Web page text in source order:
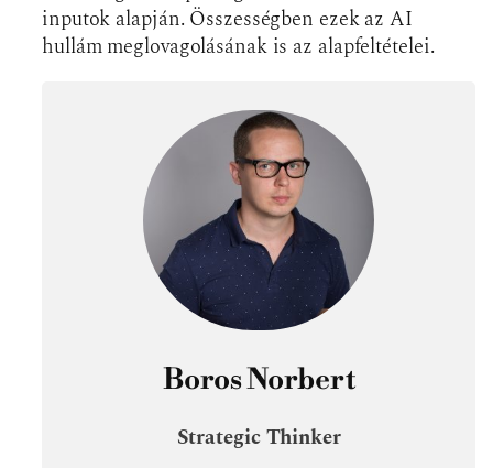
inputok alapján. Összességben ezek az AI
hullám meglovagolásának is az alapfeltételei.
Boros Norbert
Strategic Thinker